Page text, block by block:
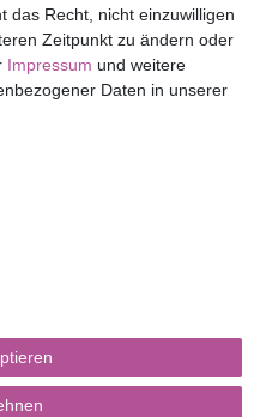
das Recht, nicht einzuwilligen
Zeitpunkt zu ändern oder
Impressum und weitere
Daten in unserer